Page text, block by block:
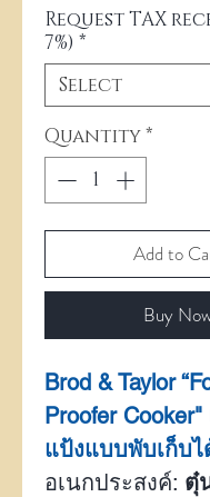
Request TAX
7%) *
Quantity*
Add to
Buy
Brod & Taylor
Proofer
แป้งแบบพับเก็บไ
อเนกประสงค์: ตุ๋